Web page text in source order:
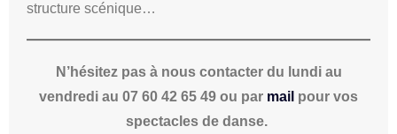
structure scénique…
N’hésitez pas à nous contacter du lundi au
vendredi au 07 60 42 65 49 ou par mail pour vos
spectacles de danse.